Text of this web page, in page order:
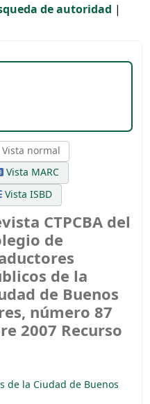
de autoridad
normal
Vista MARC
Vista ISBD
CTPCBA del
de
de la
de Buenos
número 87
2007 Recurso
de la Ciudad de Buenos